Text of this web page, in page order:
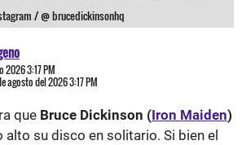
/ @ brucedickinsonhq
2026 3:17 PM
agosto del 2026 3:17 PM
que Bruce Dickinson (Iron Maiden)
su disco en solitario. Si bien el